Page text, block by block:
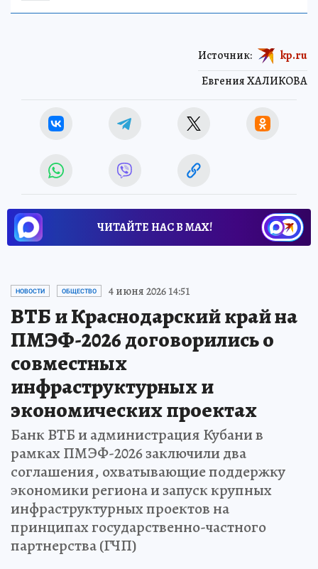
Евгения ХАЛИКОВА
Источник: kp.ru
ЧИТАЙТЕ НАС В МАХ!
НОВОСТИ ОБЩЕСТВО 4 июня 2026 14:51
ВТБ и Краснодарский край на
ПМЭФ-2026 договорились о
совместных
инфраструктурных и
экономических проектах
Банк ВТБ и администрация Кубани в
рамках ПМЭФ-2026 заключили два
соглашения, охватывающие поддержку
экономики региона и запуск крупных
инфраструктурных проектов на
принципах государственно-частного
партнерства (ГЧП)